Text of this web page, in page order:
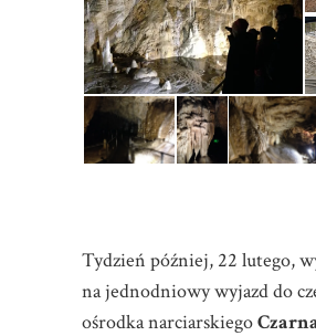
Tydzień później, 22 lutego,
na jednodniowy wyjazd do
ośrodka narciarskiego